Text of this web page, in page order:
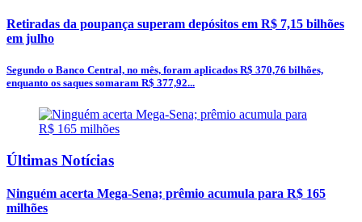
Retiradas da poupança superam depósitos em R$ 7,15 bilhões
em julho
Segundo o Banco Central, no mês, foram aplicados R$ 370,76 bilhões,
enquanto os saques somaram R$ 377,92...
Últimas Notícias
Ninguém acerta Mega-Sena; prêmio acumula para R$ 165
milhões